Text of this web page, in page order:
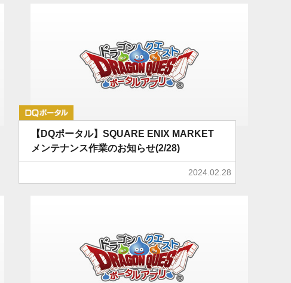
【DQポータル】SQUARE ENIX MARKET
メンテナンス作業のお知らせ(2/28)
2024.02.28